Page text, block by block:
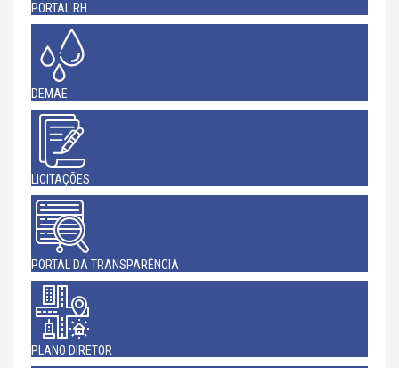
PORTAL RH
DEMAE
LICITAÇÕES
PORTAL DA TRANSPARÊNCIA
PLANO DIRETOR